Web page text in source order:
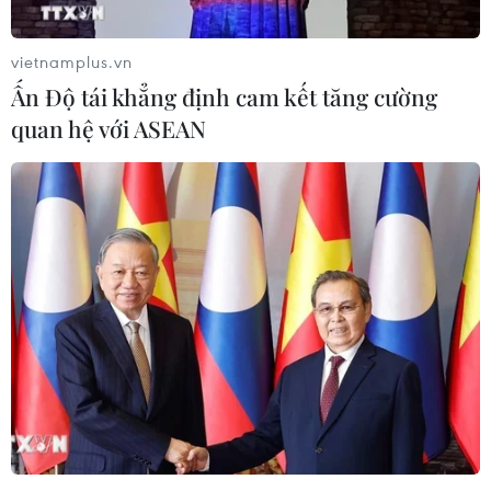
08/08/2026 09:58
Hiện trường vụ ghe gỗ phát
người thiệt mạng
08/08/2026 09:03
Khởi tố 19 đối tượng cướp
giật tài sản tại Công ty Tân Huê Viên
08/08/2026 08:52
Bí thư Thành ủy Hà Nội thúc tiến độ
hai dự án giao thông trọng điểm
vietnamplus.vn
Ấn Độ tái khẳng định cam kết tăng cường
quan hệ với ASEAN